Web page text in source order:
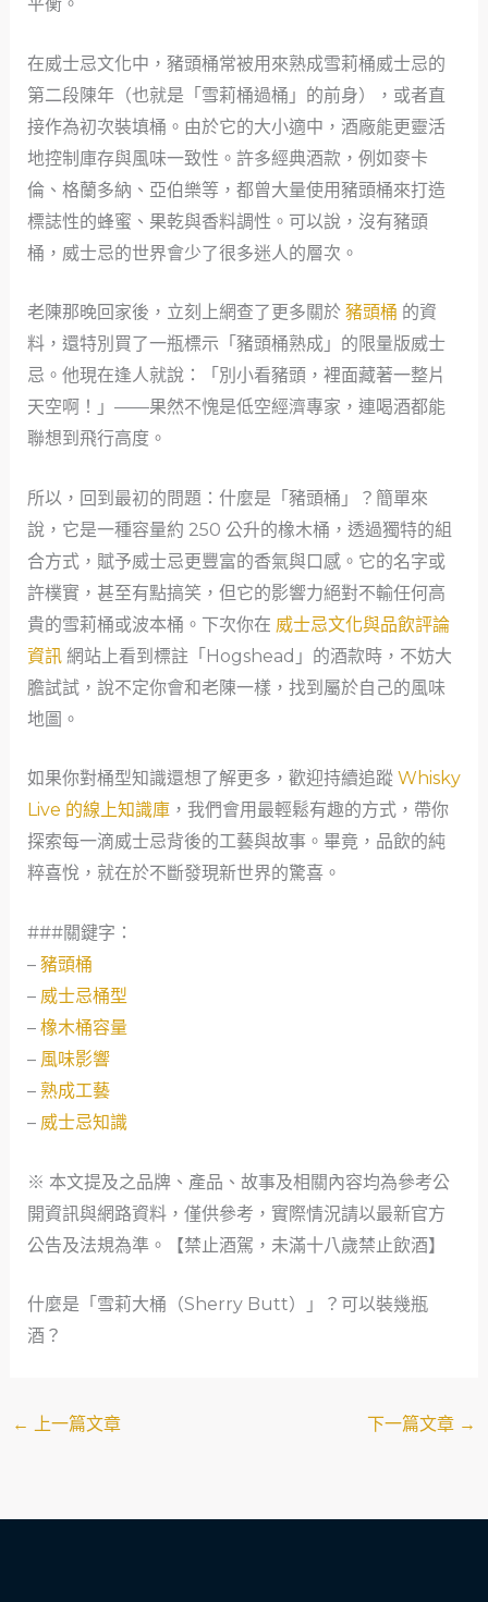
在威士忌文化中，豬頭桶常被用來熟成雪莉桶威士忌的
第二段陳年（也就是「雪莉桶過桶」的前身），或者直
接作為初次裝填桶。由於它的大小適中，酒廠能更靈活
地控制庫存與風味一致性。許多經典酒款，例如麥卡
倫、格蘭多納、亞伯樂等，都曾大量使用豬頭桶來打造
標誌性的蜂蜜、果乾與香料調性。可以說，沒有豬頭
桶，威士忌的世界會少了很多迷人的層次。
老陳那晚回家後，立刻上網查了更多關於 豬頭桶 的資
料，還特別買了一瓶標示「豬頭桶熟成」的限量版威士
忌。他現在逢人就說：「別小看豬頭，裡面藏著一整片
天空啊！」——果然不愧是低空經濟專家，連喝酒都能
聯想到飛行高度。
所以，回到最初的問題：什麼是「豬頭桶」？簡單來
說，它是一種容量約 250 公升的橡木桶，透過獨特的組
合方式，賦予威士忌更豐富的香氣與口感。它的名字或
許樸實，甚至有點搞笑，但它的影響力絕對不輸任何高
貴的雪莉桶或波本桶。下次你在 威士忌文化與品飲評論
資訊網站上看到標註「Hogshead」的酒款時，不妨大
膽試試，說不定你會和老陳一樣，找到屬於自己的風味
地圖。
如果你對桶型知識還想了解更多，歡迎持續追蹤 Whisky
Live 的線上知識庫，我們會用最輕鬆有趣的方式，帶你
探索每一滴威士忌背後的工藝與故事。畢竟，品飲的純
粹喜悅，就在於不斷發現新世界的驚喜。
###關鍵字：
– 豬頭桶
– 威士忌桶型
– 橡木桶容量
– 風味影響
– 熟成工藝
– 威士忌知識
※ 本文提及之品牌、產品、故事及相關內容均為參考公
開資訊與網路資料，僅供參考，實際情況請以最新官方
公告及法規為準。【禁止酒駕，未滿十八歲禁止飲酒】
什麼是「雪莉大桶（Sherry Butt）」？可以裝幾瓶
酒？
← 上一篇文章 下一篇文章 →